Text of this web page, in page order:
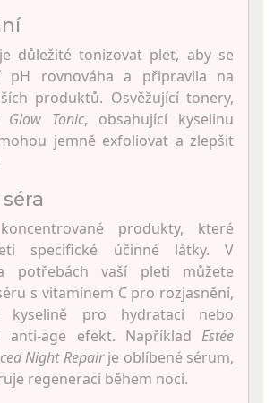
důležité tonizovat pleť, aby se
pH rovnováha a připravila na
produktů. Osvěžující tonery,
Glow Tonic, obsahující kyselinu
jemně exfoliovat a zlepšit
produkty, které
specifické účinné látky. V
potřebách vaší pleti můžete
s vitamínem C pro rozjasnění,
kyselině pro hydrataci nebo
age efekt. Například Estée
Night Repairje oblíbené sérum,
regeneraci během noci.